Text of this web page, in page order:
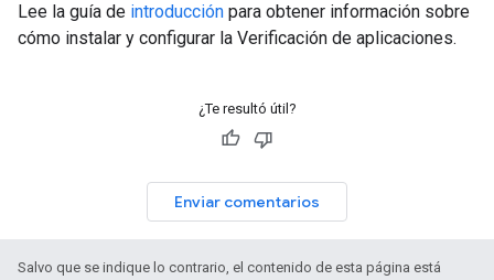
Lee la guía de introducción para obtener información sobre
cómo instalar y configurar la Verificación de aplicaciones.
¿Te resultó útil?
Enviar comentarios
Salvo que se indique lo contrario, el contenido de esta página está